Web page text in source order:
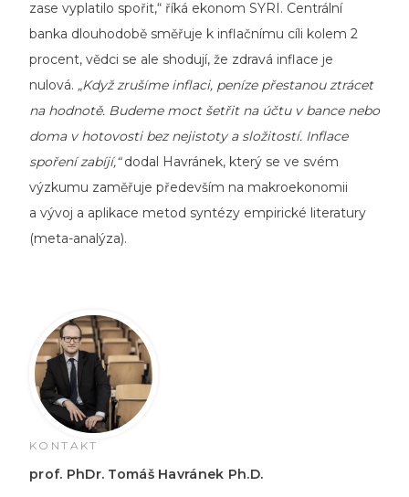
zase vyplatilo spořit,“ říká ekonom SYRI. Centrální
banka dlouhodobě směřuje k inflačnímu cíli kolem 2
procent, vědci se ale shodují, že zdravá inflace je
nulová. „Když zrušíme inflaci, peníze přestanou ztrácet
na hodnotě. Budeme moct šetřit na účtu v bance nebo
doma v hotovosti bez nejistoty a složitostí. Inflace
spoření zabíjí,“dodal Havránek, který se ve svém
výzkumu zaměřuje především na makroekonomii
a vývoj a aplikace metod syntézy empirické literatury
(meta-analýza).
KONTAKT
prof. PhDr. Tomáš Havránek Ph.D.